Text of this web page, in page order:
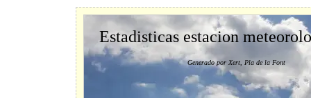
Estadisticas estacion
Generado por Xert, Pla de la Font